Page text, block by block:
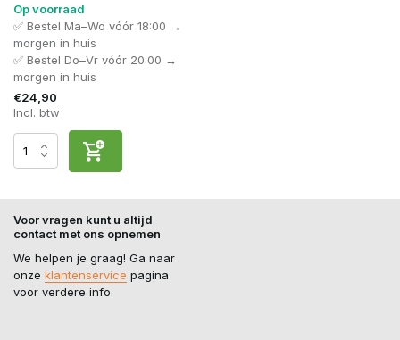
Op voorraad
✅ Bestel Ma–Wo vóór 18:00 →
morgen in huis
✅ Bestel Do–Vr vóór 20:00 →
morgen in huis
€24,90
Incl. btw
Voor vragen kunt u altijd
contact met ons opnemen
We helpen je graag! Ga naar
onze klantenservice pagina
voor verdere info.